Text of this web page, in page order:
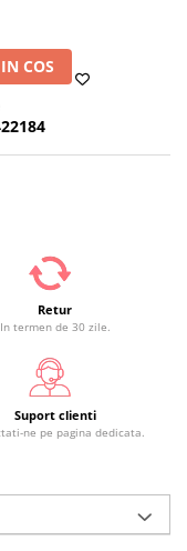
COS
Retur
In termen de 30 zile.
Suport clienti
ne pe pagina dedicata.